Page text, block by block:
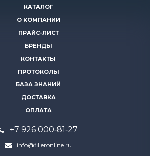
КАТАЛОГ
О КОМПАНИИ
ПРАЙС-ЛИСТ
БРЕНДЫ
КОНТАКТЫ
ПРОТОКОЛЫ
БАЗА ЗНАНИЙ
ДОСТАВКА
ОПЛАТА
+7 926 000‑81‑27
info@filleronline.ru